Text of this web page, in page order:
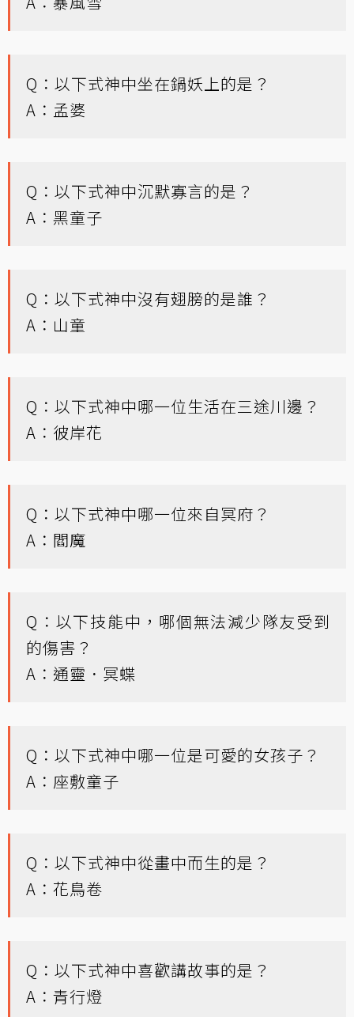
Q：以下式神中坐在鍋妖上的是？
A：孟婆
Q：以下式神中沉默寡言的是？
A：黑童子
Q：以下式神中沒有翅膀的是誰？
A：山童
Q：以下式神中哪一位生活在三途川邊？
A：彼岸花
Q：以下式神中哪一位來自冥府？
A：閻魔
Q：以下技能中，哪個無法減少隊友受到
的傷害？
A：通靈．冥蝶
Q：以下式神中哪一位是可愛的女孩子？
A：座敷童子
Q：以下式神中從畫中而生的是？
A：花鳥卷
Q：以下式神中喜歡講故事的是？
A：青行燈